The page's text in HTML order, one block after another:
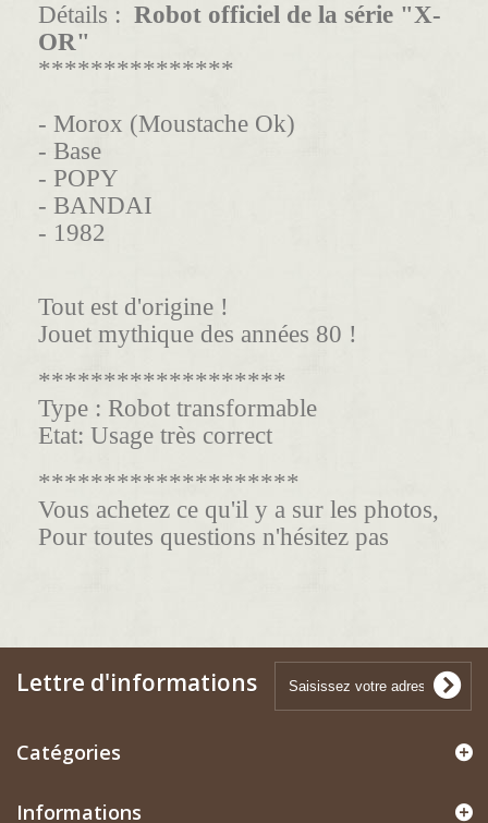
Détails : Robot officiel de la série "X-
OR"
***************
- Morox (Moustache Ok)
- Base
- POPY
- BANDAI
- 1982
Tout est d'origine !
Jouet mythique des années 80 !
*******************
Type : Robot transformable
Etat: Usage très correct
********************
Vous achetez ce qu'il y a sur les photos,
Pour toutes questions n'hésitez pas
Lettre d'informations
Catégories
Informations